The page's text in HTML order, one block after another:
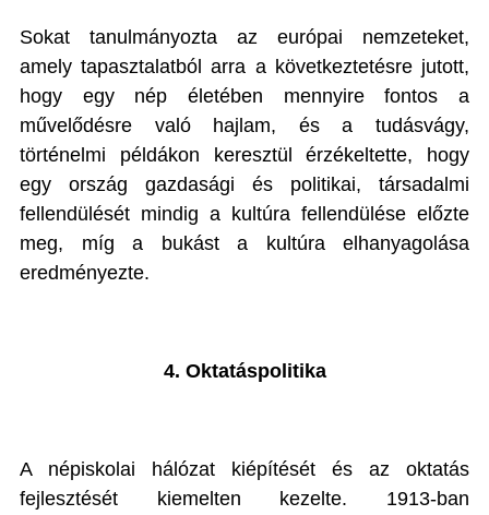
Sokat tanulmányozta az európai nemzeteket,
amely tapasztalatból arra a következtetésre jutott,
hogy egy nép életében mennyire fontos a
művelődésre való hajlam, és a tudásvágy,
történelmi példákon keresztül érzékeltette, hogy
egy ország gazdasági és politikai, társadalmi
fellendülését mindig a kultúra fellendülése előzte
meg, míg a bukást a kultúra elhanyagolása
eredményezte.
4. Oktatáspolitika
A népiskolai hálózat kiépítését és az oktatás
fejlesztését kiemelten kezelte. 1913-ban